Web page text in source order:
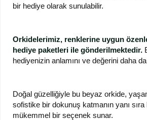
bir hediye olarak sunulabilir.
Orkidelerimiz, renklerine uygun
hediye paketleri ile gönderilmektedir.
hediyenizin anlamını ve değerini daha da
Doğal güzelliğiyle bu beyaz orkide,
sofistike bir dokunuş katmanın yanı
mükemmel bir seçenek sunar.